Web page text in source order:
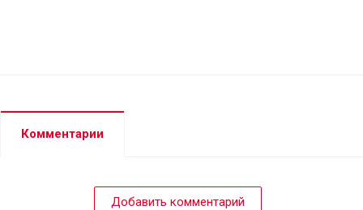
Комментарии
Добавить комментарий